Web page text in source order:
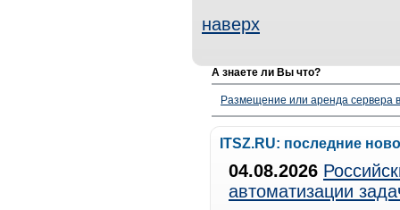
наверх
А знаете ли Вы что?
Размещение или аренда сервера
ITSZ.RU: последние
04.08.2026
автоматизации